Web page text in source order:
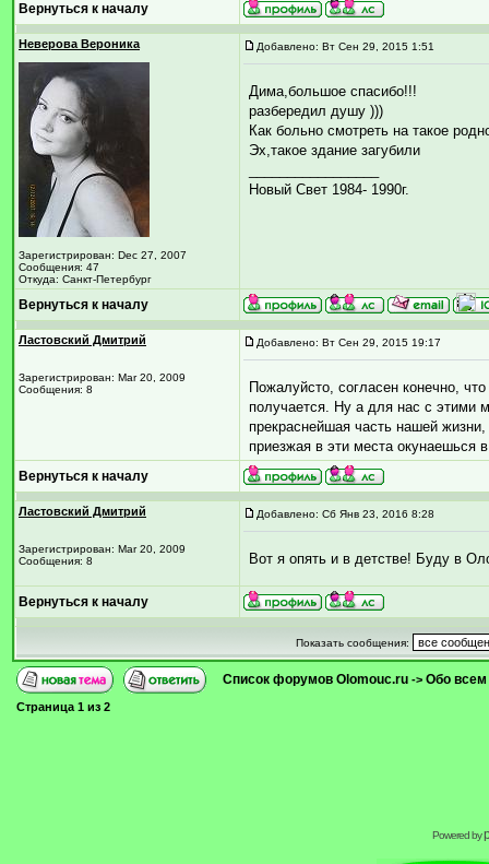
Вернуться к началу
Неверова Вероника
Зарегистрирован: Dec 27, 2007
Сообщения: 47
Откуда: Санкт-Петербург
Добавлено: Вт Сен 29, 2015 1:51
Дима,большое спасибо!!!
разбередил душу )))
Как больно смотреть на такое
Эх,такое здание загубили
Новый Свет 1984- 1990г.
Вернуться к началу
Ластовский Дмитрий
Зарегистрирован: Mar 20, 2009
Сообщения: 8
Добавлено: Вт Сен 29, 2015 19:17
Пожалуйсто, согласен конечно,
получается. Ну а для нас с этими
прекраснейшая часть нашей
приезжая в эти места
Вернуться к началу
Ластовский Дмитрий
Зарегистрирован: Mar 20, 2009
Сообщения: 8
Добавлено: Сб Янв 23, 2016 8:28
Вот я опять и в детстве! Буду в
Вернуться к началу
Показать сообщения:
Список форумов Olomouc.ru -> Обо всем
Страница 1 из 2
Powered by